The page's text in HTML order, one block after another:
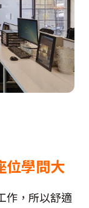
位學問大
作，所以舒適